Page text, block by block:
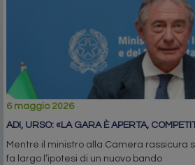
6 maggio 2026
ADI, URSO: «LA GARA È APERTA,
Mentre il ministro alla Camera rassicura
fa largo l’ipotesi di un nuovo bando